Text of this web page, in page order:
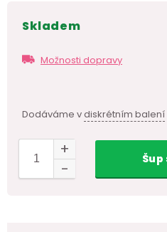
skladem
Možnosti dopravy
Dodáváme vdiskrétním balení
Šup